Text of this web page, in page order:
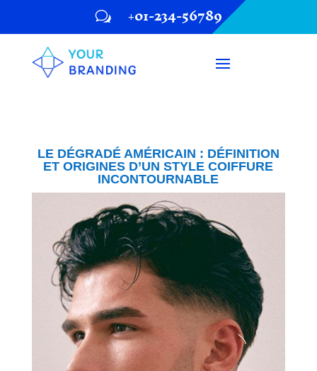
w +01-234-56789
LE DÉGRADÉ AMÉRICAIN : DÉFINITION
ET ORIGINES D’UN STYLE COIFFURE
INCONTOURNABLE